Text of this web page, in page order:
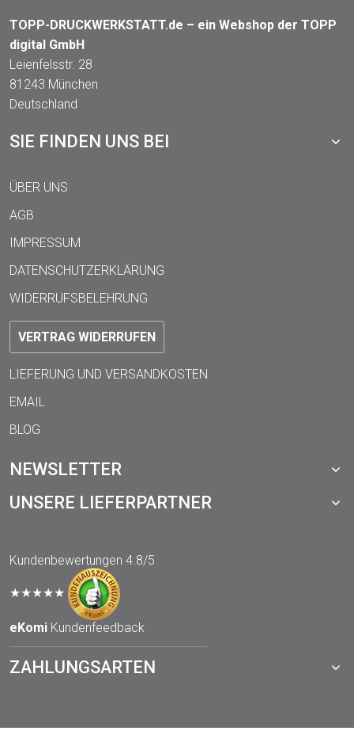
TOPP-DRUCKWERKSTATT.de – ein Webshop der TOPP
digital GmbH
Leienfelsstr. 28
81243 München
Deutschland
SIE FINDEN UNS BEI
ÜBER UNS
AGB
IMPRESSUM
DATENSCHUTZERKLÄRUNG
WIDERRUFSBELEHRUNG
VERTRAG WIDERRUFEN
LIEFERUNG UND VERSANDKOSTEN
EMAIL
BLOG
NEWSLETTER
UNSERE LIEFERPARTNER
Kundenbewertungen 4.8/5
★★★★★
eKomi Kundenfeedback
ZAHLUNGSARTEN